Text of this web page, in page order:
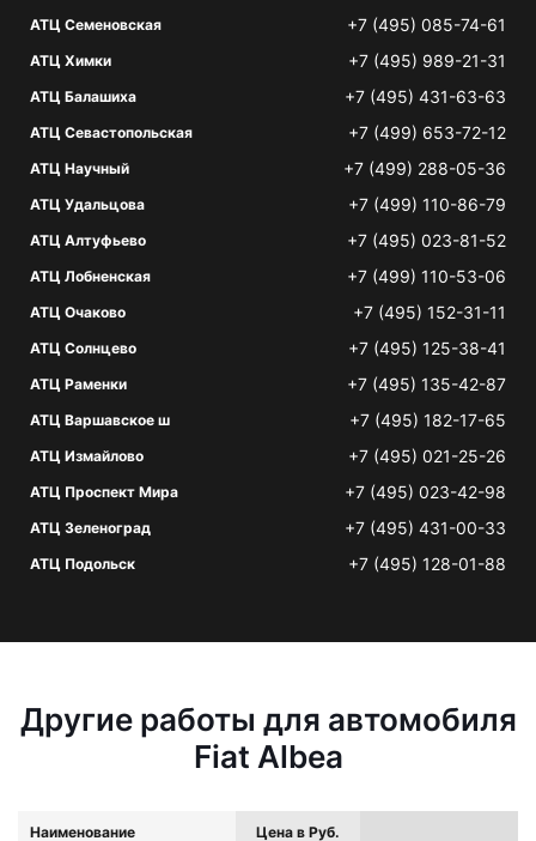
АТЦ Семеновская +7 (495) 085-74-61
АТЦ Химки +7 (495) 989-21-31
АТЦ Балашиха +7 (495) 431-63-63
АТЦ Севастопольская +7 (499) 653-72-12
АТЦ Научный +7 (499) 288-05-36
АТЦ Удальцова +7 (499) 110-86-79
АТЦ Алтуфьево +7 (495) 023-81-52
АТЦ Лобненская +7 (499) 110-53-06
АТЦ Очаково +7 (495) 152-31-11
АТЦ Солнцево +7 (495) 125-38-41
АТЦ Раменки +7 (495) 135-42-87
АТЦ Варшавское ш +7 (495) 182-17-65
АТЦ Измайлово +7 (495) 021-25-26
АТЦ Проспект Мира +7 (495) 023-42-98
АТЦ Зеленоград +7 (495) 431-00-33
АТЦ Подольск +7 (495) 128-01-88
Другие работы для автомобиля
Fiat Albea
Наименование Цена в Руб.